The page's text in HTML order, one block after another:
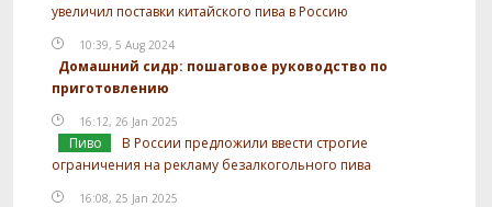
увеличил поставки китайского пива в Россию
10:39, 5 Aug 2024
Домашний сидр: пошаговое руководство по
приготовлению
16:12, 26 Jan 2025
Пиво
В России предложили ввести строгие
ограничения на рекламу безалкогольного пива
16:08, 25 Jan 2025